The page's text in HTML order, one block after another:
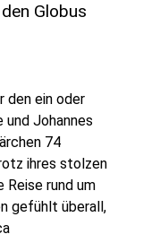
Globus
den ein oder
und Johannes
74
ihres stolzen
Reise rund um
gefühlt überall,